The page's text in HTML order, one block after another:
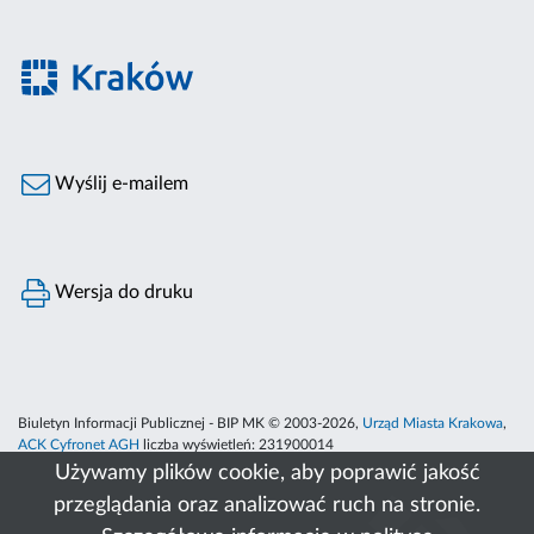
Używamy plików cookie, aby poprawić jakość
przeglądania oraz analizować ruch na stronie.
Wyślij e-mailem
Wersja do druku
Biuletyn Informacji Publicznej - BIP MK © 2003-2026, Urząd Miasta Krakowa,
ACK Cyfronet AGH
liczba wyświetleń: 231900014